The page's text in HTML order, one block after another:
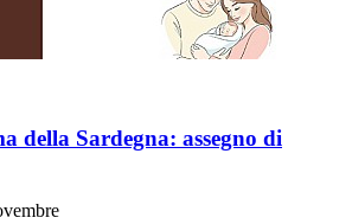
della Sardegna: assegno di